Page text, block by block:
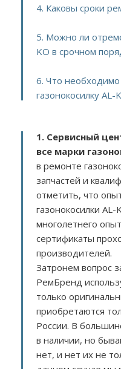
4. Каковы сроки
5. Можно ли
KO в срочном
6. Что
газонокосилку AL-
1. Сервисный
все марки
в ремонте
запчастей и
отметить, что
газонокосилки
многолетнего
сертификаты
производителей.
Затронем вопрос
РемБренд
только
приобретаются
России. В
в наличии, но
нет, и нет их не